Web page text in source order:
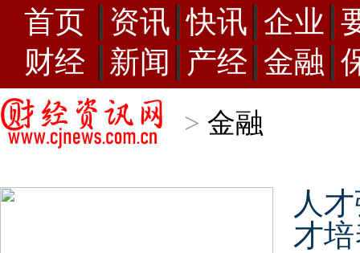
首页 资讯 快讯 企业
财经
新闻 产经 金融
> 金融
人
才